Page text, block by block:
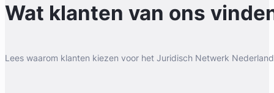
Wat klanten van ons
Lees waarom klanten kiezen voor het Juridisch Netwerk